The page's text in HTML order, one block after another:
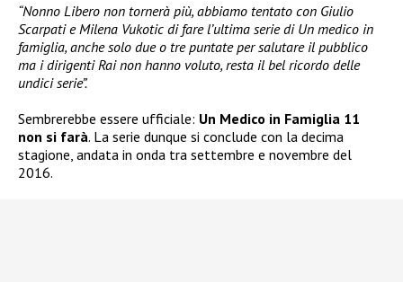
“Nonno Libero non tornerà più, abbiamo tentato con Giulio
Scarpati e Milena Vukotic di fare l’ultima serie di Un medico in
famiglia, anche solo due o tre puntate per salutare il pubblico
ma i dirigenti Rai non hanno voluto, resta il bel ricordo delle
undici serie”.
Sembrerebbe essere ufficiale: Un Medico in Famiglia 11
non si farà. La serie dunque si conclude con la decima
stagione, andata in onda tra settembre e novembre del
2016.